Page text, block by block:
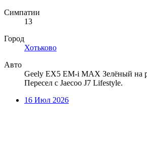
Симпатии
13
Город
Хотьково
Авто
Geely EX5 EM-i MAX Зелёный на
Пересел с Jaecoo J7 Lifestyle.
16 Июл 2026